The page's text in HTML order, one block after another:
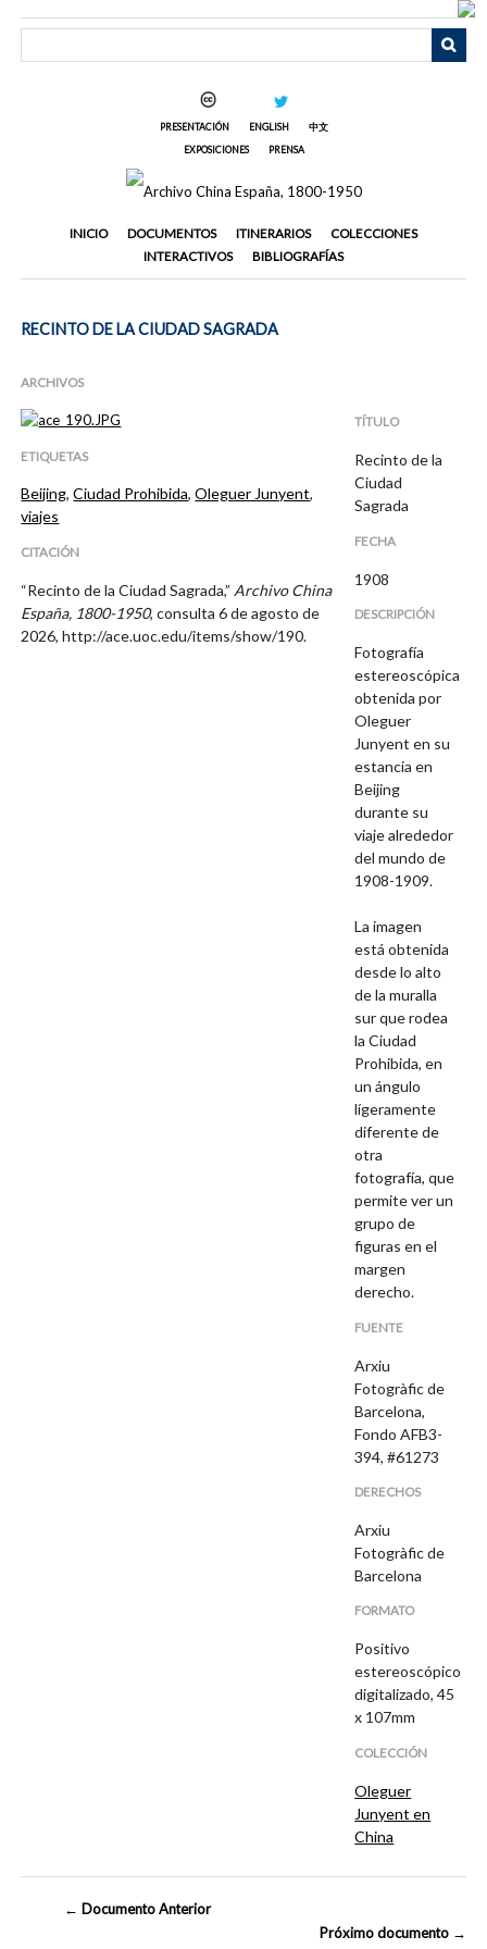
PRESENTACIÓN ENGLISH
中文
EXPOSICIONES
PRENSA
INICIO DOCUMENTOS ITINERARIOS
COLECCIONES
INTERACTIVOS
BIBLIOGRAFÍAS
RECINTO DE LA CIUDAD SAGRADA
ARCHIVOS
ETIQUETAS
Beijing,Ciudad Prohibida,Oleguer Junyent,
viajes
CITACIÓN
“Recinto de la Ciudad Sagrada,” Archivo China
España, 1800-1950, consulta 6 de agosto de
2026,http://ace.uoc.edu/items/show/190.
TÍTULO
Recinto de la
Ciudad
Sagrada
FECHA
1908
DESCRIPCIÓN
Fotografía
estereoscópica
obtenida por
Oleguer
Junyent en su
estancia en
Beijing
durante su
viaje alrededor
del mundo de
1908-1909.
La imagen
está obtenida
desde lo alto
de la muralla
sur que rodea
la Ciudad
Prohibida, en
un ángulo
lígeramente
diferente de
otra
fotografía, que
permite ver un
grupo de
figuras en el
margen
derecho.
FUENTE
Arxiu
Fotogràfic de
Barcelona,
Fondo AFB3-
394, #61273
DERECHOS
Arxiu
Fotogràfic de
Barcelona
FORMATO
Positivo
estereoscópico
digitalizado, 45
x 107mm
COLECCIÓN
Oleguer
Junyent en
China
← Documento Anterior
Próximo documento →